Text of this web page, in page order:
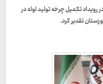
تکمیل چرخه تولید لوله در
تقدیر کرد.